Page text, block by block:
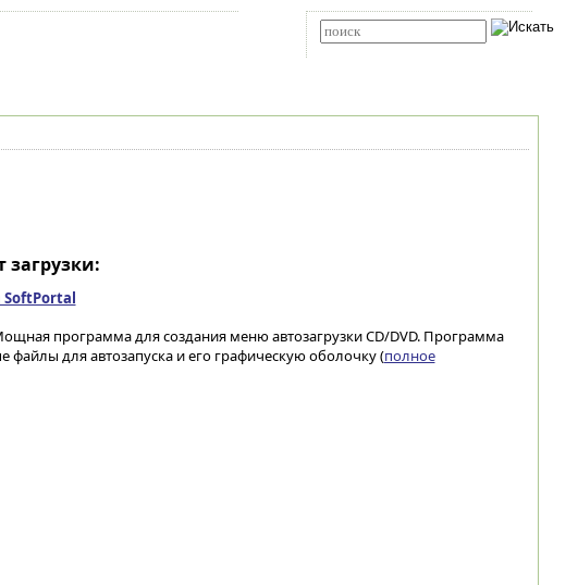
загрузки:
SoftPortal
программа для создания меню автозагрузки CD/DVD. Программа
файлы для автозапуска и его графическую оболочку (полное